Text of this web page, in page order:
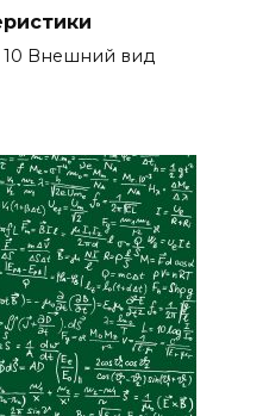
Внешний вид